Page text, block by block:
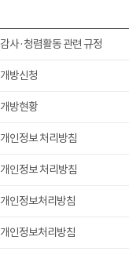
감사·청렴활동 관련 규정
개방신청
개방현황
개인정보 처리방침
개인정보 처리방침
개인정보처리방침
개인정보처리방침